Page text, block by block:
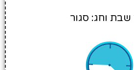
וחג: סגור